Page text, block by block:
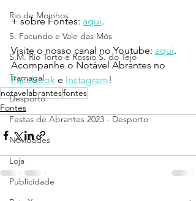
Rio de Moinhos
S. Facundo e Vale das Mós
S.M. Rio Torto e Rossio S. do Tejo
Tramagal
Desporto
Festas de Abrantes 2023 - Desporto
Novidades
Loja
Publicidade
+ sobre Fontes: aqui.
Visite o nosso canal no Youtube: aqui.
Acompanhe o Notável Abrantes no
Facebook e Instagram!
notavelabrantesfontes
Fontes